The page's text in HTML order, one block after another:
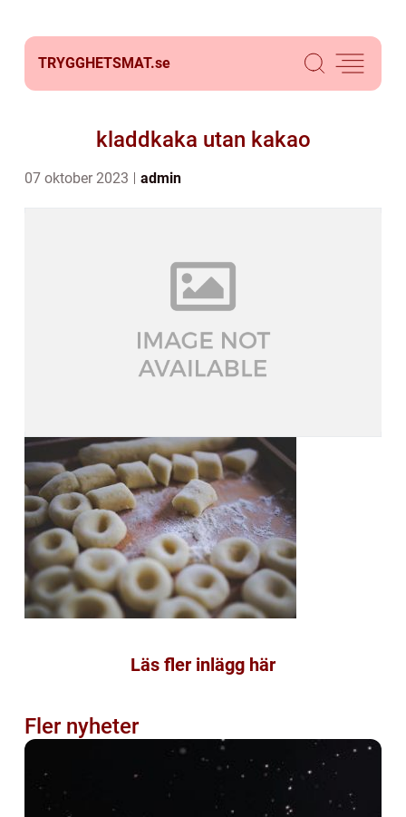
TRYGGHETSMAT.se
kladdkaka utan kakao
07 oktober 2023 admin
Läs fler inlägg här
Fler nyheter